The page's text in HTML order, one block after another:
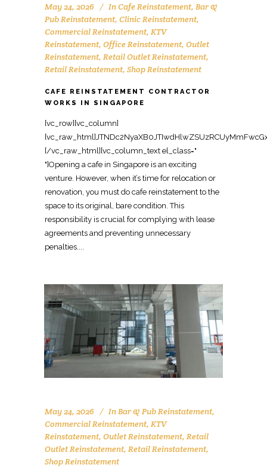
May 24, 2026 InCafe Reinstatement, Bar &
Pub Reinstatement, Clinic Reinstatement,
Commercial Reinstatement, KTV
Reinstatement, Office Reinstatement, Outlet
Reinstatement, Retail Outlet Reinstatement,
Retail Reinstatement, Shop Reinstatement
CAFE REINSTATEMENT CONTRACTOR
WORKS IN SINGAPORE
[vc_row][vc_column][vc_raw_html]JTNDc2NyaXB0JTIwdHlwZSUzRCUyMmFwcGxpY2F0aW9uJTJGbGQlMkJqc29uJTIyJTNFJTBBJTdCJTBBJTIwJTIwJTIyJTQwY29udGV4dCUyMiUzQSUyMCUyMmh0dHBzJTNBJTJGJTJGc2NoZW1hLm9yZyUyMiUyQyUwQSUyMCUyMCUyMiU0MGdyYXBoJTIyJTNBJTIwJTVCJTBBJTIwJTIwJTIwJTIwJTdCJTBBJTIwJTIwJTIwJTIwJTIwJTIwJTIyJTQwdHlwZSUyMiUzQSUyMCUyMk9yZ2FuaXphdGlvbiUyMiUyQyUwQSUyMCUyMCUyMCUyMCUyMCUyMCUyMm5hbWUlMjIlM0ElMjAlMjJPZmZpY2UlMjBSZWluc3RhdGVtZW50JTIwU2luZ2Fwb3JlJTIyJTJDJTBBJTIwJTIwJTIwJTIwJTIwJTIwJTIydXJsJTIyJTNBJTIwJTIyaHR0cHMlM0ElMkYlMkZ3d3cub2ZmaWNlcmVpbnN0YXRlbWVudHNpbmdhcG9yZS5jb20lMkYlMjIlMkMlMEElMjAlMjAlMjAlMjAlMjAlMjAlMjJsb2dvJTIyJTNBJTIwJTIyaHR0cHMlM0ElMkYlMkZ3d3cub2ZmaWNlcmVpbnN0YXRlbWVudHNpbmdhcG9yZS5jb20lMkZsb2dvLnBuZyUyMiUyQyUwQSUyMCUyMCUyMCUyMCUyMCUyMCUyMnNhbWVBcyUyMiUzQSUyMCU1QiUwQSUyMCUyMCUyMCUyMCUyMCUyMCUyMCUyMCUyMmh0dHBzJTNBJTJGJTJGd3d3LmZhY2Vib29rLmNvbSUyRk9mZmljZVJlaW5zdGF0ZW1lbnRTaW5nYXBvcmUlMjIlMkMlMEElMjAlMjAlMjAlMjAlMjAlMjAlMjAlMjAlMjJodHRwcyUzQSUyRiUyRnd3dy5saW5rZWRpbi5jb20lMkZjb21wYW55JTJGb2ZmaWNlLXJlaW5zdGF0ZW1lbnQtc2luZ2Fwb3JlJTIyJTBBJTIwJTIwJTIwJTIwJTIwJTIwJTVEJTJDJTBBJTIwJTIwJTIwJTIwJTIwJTIwJTIyY29udGFjdFBvaW50JTIyJTNBJTIwJTVCJTBBJTIwJTIwJTIwJTIwJTIwJTIwJTIwJTIwJTdCJTBBJTIwJTIwJTIwJTIwJTIwJTIwJTIwJTIwJTIwJTIwJTIyJTQwdHlwZSUyMiUzQSUyMCUyMkNvbnRhY3RQb2ludCUyMiUyQyUwQSUyMCUyMCUyMCUyMCUyMCUyMCUyMCUyMCUyMCUyMCUyMnRlbGVwaG9uZSUyMiUzQSUyMCUyMiUyQjY1JTIwNjM2OSUyMDgxMjMlMjIlMkMlMEElMjAlMjAlMjAlMjAlMjAlMjAlMjAlMjAlMjAlMjAlMjJjb250YWN0VHlwZSUyMiUzQSUyMCUyMmN1c3RvbWVyJTIwc2VydmljZSUyMiUyQyUwQSUyMCUyMCUyMCUyMCUyMCUyMCUyMCUyMCUyMCUyMCUyMmFyZWFTZXJ2ZWQlMjIlM0ElMjAlMjJTRyUyMiUyQyUwQSUyMCUyMCUyMCUyMCUyMCUyMCUyMCUyMCUyMCUyMCUyMmF2YWlsYWJsZUxhbmd1YWdlJTIyJTNBJTIwJTIyZW4lMjIlMEElMjAlMjAlMjAlMjAlMjAlMjAlMjAlMjAlN0QlMEElMjAlMjAlMjAlMjAlMjAlMjAlNUQlMEElMjAlMjAlMjAlMjAlN0QlMkMlMEElMjAlMjAlMjAlMjAlN0IlMEElMjAlMjAlMjAlMjAlMjAlMjAlMjIlNDB0eXBlJTIyJTNBJTIwJTIyV2ViU2l0ZSUyMiUyQyUwQSUyMCUyMCUyMCUyMCUyMCUyMCUyMnVybCUyMiUzQSUyMCUyMmh0dHBzJTNBJTJGJTJGd3d3Lm9mZmljZXJlaW5zdGF0ZW1lbnRzaW5nYXBvcmUuY29tJTJGJTIyJTJDJTBBJTIwJTIwJTIwJTIwJTIwJTIwJTIycG90ZW50aWFsQWN0aW9uJTIyJTNBJTIwJTdCJTBBJTIwJTIwJTIwJTIwJTIwJTIwJTIwJTIwJTIyJTQwdHlwZSUyMiUzQSUyMCUyMlNlYXJjaEFjdGlvbiUyMiUyQyUwQSUyMCUyMCUyMCUyMCUyMCUyMCUyMCUyMCUyMnRhcmdldCUyMiUzQSUyMCUyMmh0dHBzJTNBJTJGJTJGd3d3Lm9mZmljZXJlaW5zdGF0ZW1lbnRzaW5nYXBvcmUuY29tJTJGJTNGcyUzRCU3QnNlYXJjaF90ZXJtX3N0cmluZyU3RCUyMiUyQyUwQSUyMCUyMCUyMCUyMCUyMCUyMCUyMCUyMCUyMnF1ZXJ5LWlucHV0JTIyJTNBJTIwJTIycmVxdWlyZWQlMjBuYW1lJTNEc2VhcmNoX3Rlcm1fc3RyaW5nJTIyJTBBJTIwJTIwJTIwJTIwJTIwJTIwJTdEJTBBJTIwJTIwJTIwJTIwJTdEJTJDJTBBJTIwJTIwJTIwJTIwJTdCJTBBJTIwJTIwJTIwJTIwJTIwJTIwJTIyJTQwdHlwZSUyMiUzQSUyMCUyMkxvY2FsQnVzaW5lc3MlMjIlMkMlMEElMjAlMjAlMjAlMjAlMjAlMjAlMjJuYW1lJTIyJTNBJTIwJTIyT2ZmaWNlJTIwUmVpbnN0YXRlbWVudCUyMFNpbmdhcG9yZSUyMENvbnRyYWN0b3IlMjIlMkMlMEElMjAlMjAlMjAlMjAlMjAlMjAlMjJhZGRyZXNzJTIyJTNBJTIwJTdCJTBBJTIwJTIwJTIwJTIwJTIwJTIwJTIwJTIwJTIyJTQwdHlwZSUyMiUzQSUyMCUyMlBvc3RhbEFkZHJlc3MlMjIlMkMlMEElMjAlMjAlMjAlMjAlMjAlMjAlMjAlMjAlMjJzdHJlZXRBZGRyZXNzJTIyJTNBJTIwJTIyOCUyMEFkbWlyYWx0eSUyMFN0cmVldCUyMCUyMzA3JUUyJTgwJTkxMDElMjBBZG1pcmF4JTIyJTJDJTBBJTIwJTIwJTIwJTIwJTIwJTIwJTIwJTIwJTIyYWRkcmVzc0xvY2FsaXR5JTIyJTNBJTIwJTIyU2luZ2Fwb3JlJTIyJTJDJTBBJTIwJTIwJTIwJTIwJTIwJTIwJTIwJTIwJTIycG9zdGFsQ29kZSUyMiUzQSUyMCUyMjc1NzQzOCUyMiUyQyUwQSUyMCUyMCUyMCUyMCUyMCUyMCUyMCUyMCUyMmFkZHJlc3NDb3VudHJ5JTIyJTNBJTIwJTIyU0clMjIlMEElMjAlMjAlMjAlMjAlMjAlMjAlN0QlMkMlMEElMjAlMjAlMjAlMjAlMjAlMjAlMjJ0ZWxlcGhvbmUlMjIlM0ElMjAlMjIlMkI2NSUyMDYzNjklMjA4MTIzJTIyJTJDJTBBJTIwJTIwJTIwJTIwJTIwJTIwJTIydXJsJTIyJTNBJTIwJTIyaHR0cHMlM0ElMkYlMkZ3d3cub2ZmaWNlcmVpbnN0YXRlbWVudHNpbmdhcG9yZS5jb20lMkZjYWZlLXJlaW5zdGF0ZW1lbnQtc2luZ2Fwb3JlLWNvbnRyYWN0b3IlMkYlMjIlMkMlMEElMjAlMjAlMjAlMjAlMjAlMjAlMjJkZXNjcmlwdGlvbiUyMiUzQSUyMCUyMlByb2Zlc3Npb25hbCUyMHJlaW5zdGF0ZW1lbnQlMjBjb250cmFjdG9yJTIwaW4lMjBTaW5nYXBvcmUlMjBzcGVjaWFsaXNpbmclMjBpbiUyMGNhZmUlMjByZWluc3RhdGVtZW50JTIwYW5kJTIwRiUyNkIlMjBzcGFjZSUyMHJlc3RvcmF0aW9uJTIwZm9yJTIwc21vb3RoJTIwaGFuZG92ZXIlMjB0byUyMGxhbmRsb3Jkcy4lMjIlMkMlMEElMjAlMjAlMjAlMjAlMjAlMjAlMjJvcGVuaW5nSG91cnNTcGVjaWZpY2F0aW9uJTIyJTNBJTIwJTVCJTBBJTIwJTIwJTIwJTIwJTIwJTIwJTIwJTIwJTdCJTBBJTIwJTIwJTIwJTIwJTIwJTIwJTIwJTIwJTIwJTIwJTIyJTQwdHlwZSUyMiUzQSUyMCUyMk9wZW5pbmdIb3Vyc1NwZWNpZmljYXRpb24lMjIlMkMlMEElMjAlMjAlMjAlMjAlMjAlMjAlMjAlMjAlMjAlMjAlMjJkYXlPZldlZWslMjIlM0ElMjAlNUIlMEElMjAlMjAlMjAlMjAlMjAlMjAlMjAlMjAlMjAlMjAlMjAlMjAlMjJNb25kYXklMjIlMkMlMjJUdWVzZGF5JTIyJTJDJTIyV2VkbmVzZGF5JTIyJTJDJTIyVGh1cnNkYXklMjIlMkMlMjJGcmlkYXklMjIlMEElMjAlMjAlMjAlMjAlMjAlMjAlMjAlMjAlMjAlMjAlNUQlMkMlMEElMjAlMjAlMjAlMjAlMjAlMjAlMjAlMjAlMjAlMjAlMjJvcGVucyUyMiUzQSUyMCUyMjA5JTNBMDAlMjIlMkMlMEElMjAlMjAlMjAlMjAlMjAlMjAlMjAlMjAlMjAlMjAlMjJjbG9zZXMlMjIlM0ElMjAlMjIxOCUzQTAwJTIyJTBBJTIwJTIwJTIwJTIwJTIwJTIwJTIwJTIwJTdEJTJDJTBBJTIwJTIwJTIwJTIwJTIwJTIwJTIwJTIwJTdCJTBBJTIwJTIwJTIwJTIwJTIwJTIwJTIwJTIwJTIwJTIwJTIyJTQwdHlwZSUyMiUzQSUyMCUyMk9wZW5pbmdIb3Vyc1NwZWNpZmljYXRpb24lMjIlMkMlMEElMjAlMjAlMjAlMjAlMjAlMjAlMjAlMjAlMjAlMjAlMjJkYXlPZldlZWslMjIlM0ElMjAlMjJTYXR1cmRheSUyMiUyQyUwQSUyMCUyMCUyMCUyMCUyMCUyMCUyMCUyMCUyMCUyMCUyMm9wZW5zJTIyJTNBJTIwJTIyMDklM0EwMCUyMiUyQyUwQSUyMCUyMCUyMCUyMCUyMCUyMCUyMCUyMCUyMCUyMCUyMmNsb3NlcyUyMiUzQSUyMCUyMjEyJTNBMDAlMjIlMEElMjAlMjAlMjAlMjAlMjAlMjAlMjAlMjAlN0QlMEElMjAlMjAlMjAlMjAlMjAlMjAlNUQlMkMlMEElMjAlMjAlMjAlMjAlMjAlMjAlMjJpbWFnZSUyMiUzQSUyMCU1QiUwQSUyMCUyMCUyMCUyMCUyMCUyMCUyMCUyMCUyMmh0dHBzJTNBJTJGJTJGd3d3Lm9mZmljZXJlaW5zdGF0ZW1lbnRzaW5nYXBvcmUuY29tJTJGaW1hZ2VzJTJGY2FmZS1yZWluc3RhdGVtZW50LTEuanBnJTIyJTJDJTBBJTIwJTIwJTIwJTIwJTIwJTIwJTIwJTIwJTIyaHR0cHMlM0ElMkYlMkZ3d3cub2ZmaWNlcmVpbnN0YXRlbWVudHNpbmdhcG9yZS5jb20lMkZpbWFnZXMlMkZjYWZlLXJlaW5zdGF0ZW1lbnQtMi5qcGclMjIlMEElMjAlMjAlMjAlMjAlMjAlMjAlNUQlMkMlMEElMjAlMjAlMjAlMjAlMjAlMjAlMjJhZ2dyZWdhdGVSYXRpbmclMjIlM0ElMjAlN0IlMEElMjAlMjAlMjAlMjAlMjAlMjAlMjAlMjAlMjIlNDB0eXBlJTIyJTNBJTIwJTIyQWdncmVnYXRlUmF0aW5nJTIyJTJDJTBBJTIwJTIwJTIwJTIwJTIwJTIwJTIwJTIwJTIycmF0aW5nVmFsdWUlMjIlM0ElMjAlMjI0LjklMjIlMkMlMEElMjAlMjAlMjAlMjAlMjAlMjAlMjAlMjAlMjJyZXZpZXdDb3VudCUyMiUzQSUyMCUyMjQ1JTIyJTBBJTIwJTIwJTIwJTIwJTIwJTIwJTdEJTJDJTBBJTIwJTIwJTIwJTIwJTIwJTIwJTIycHJpY2VSYW5nZSUyMiUzQSUyMCUyMkNvbnRhY3QlMjBmb3IlMjBxdW90ZSUyMiUwQSUyMCUyMCUyMCUyMCU3RCUyQyUwQSUyMCUyMCUyMCUyMCU3QiUwQSUyMCUyMCUyMCUyMCUyMCUyMCUyMiU0MHR5cGUlMjIlM0ElMjAlMjJTZXJ2aWNlJTIyJTJDJTBBJTIwJTIwJTIwJTIwJTIwJTIwJTIyc2VydmljZVR5cGUlMjIlM0ElMjAlMjJDYWZlJTIwUmVpbnN0YXRlbWVudCUyMiUyQyUwQSUyMCUyMCUyMCUyMCUyMCUyMCUyMnByb3ZpZGVyJTIyJTNBJTIwJTdCJTBBJTIwJTIwJTIwJTIwJTIwJTIwJTIwJTIwJTIyJTQwdHlwZSUyMiUzQSUyMCUyMkxvY2FsQnVzaW5lc3MlMjIlMkMlMEElMjAlMjAlMjAlMjAlMjAlMjAlMjAlMjAlMjJuYW1lJTIyJTNBJTIwJTIyT2ZmaWNlJTIwUmVpbnN0YXRlbWVudCUyMFNpbmdhcG9yZSUyMENvbnRyYWN0b3IlMjIlMkMlMEElMjAlMjAlMjAlMjAlMjAlMjAlMjAlMjAlMjJ1cmwlMjIlM0ElMjAlMjJodHRwcyUzQSUyRiUyRnd3dy5vZmZpY2VyZWluc3RhdGVtZW50c2luZ2Fwb3JlLmNvbSUyRmNhZmUtcmVpbnN0YXRlbWVudC1zaW5nYXBvcmUtY29udHJhY3RvciUyRiUyMiUwQSUyMCUyMCUyMCUyMCUyMCUyMCU3RCUyQyUwQSUyMCUyMCUyMCUyMCUyMCUyMCUyMmFyZWFTZXJ2ZWQlMjIlM0ElMjAlN0IlMEElMjAlMjAlMjAlMjAlMjAlMjAlMjAlMjAlMjIlNDB0eXBlJTIyJTNBJTIwJTIyQ291bnRyeSUyMiUyQyUwQSUyMCUyMCUyMCUyMCUyMCUyMCUyMCUyMCUyMm5hbWUlMjIlM0ElMjAlMjJTaW5nYXBvcmUlMjIlMEElMjAlMjAlMjAlMjAlMjAlMjAlN0QlMkMlMEElMjAlMjAlMjAlMjAlMjAlMjAlMjJrZXl3b3JkcyUyMiUzQSUyMCU1QiUwQSUyMCUyMCUyMCUyMCUyMCUyMCUyMCUyMCUyMmNhZmUlMjByZWluc3RhdGVtZW50JTIyJTJDJTBBJTIwJTIwJTIwJTIwJTIwJTIwJTIwJTIwJTIyY2FmJUMzJUE5JTIwcmVpbnN0YXRlbWVudCUyMFNpbmdhcG9yZSUyMiUyQyUwQSUyMCUyMCUyMCUyMCUyMCUyMCUyMCUyMCUyMkYlMjZCJTIwcmVpbnN0YXRlbWVudCUyMFNpbmdhcG9yZSUyMiUyQyUwQSUyMCUyMCUyMCUyMCUyMCUyMCUyMCUyMCUyMnNob3AlRTIlODAlOTFsb3QlMjByZWluc3RhdGVtZW50JTIwY2FmJUMzJUE5JTIwU2luZ2Fwb3JlJTIyJTJDJTBBJTIwJTIwJTIwJTIwJTIwJTIwJTIwJTIwJTIyZm9vZCUyMGFuZCUyMGJldmVyYWdlJTIwc3BhY2UlMjByZWluc3RhdGVtZW50JTIyJTBBJTIwJTIwJTIwJTIwJTIwJTIwJTVEJTJDJTBBJTIwJTIwJTIwJTIwJTIwJTIwJTIyZGVzY3JpcHRpb24lMjIlM0ElMjAlMjJDb21wcmVoZW5zaXZlJTIwY2FmZSUyMHJlaW5zdGF0ZW1lbnQlMjBzZXJ2aWNlcyUyMGluJTIwU2luZ2Fwb3JlJTJDJTIwaW5jbHVkaW5nJTIwZGlzbWFudGxpbmclMjBvZiUyMGNhZiVDMyVBOSUyMGNvdW50ZXJzJTJDJTIwcmVtb3ZhbCUyMG9mJTIwa2l0Y2hlbiUyMGZpeHR1cmVzJTJDJTIwcmV3aXJpbmclMkMlMjByZXN0b3JpbmclMjBmbG9vcnMlMjBhbmQlMjBjZWlsaW5ncyUyQyUyMGFuZCUyMHByZXBhcmluZyUyMHRoZSUyMHNwYWNlJTIwZm9yJTIwaGFuZG92ZXIuJTIyJTBBJTIwJTIwJTIwJTIwJTdEJTJDJTBBJTIwJTIwJTIwJTIwJTdCJTBBJTIwJTIwJTIwJTIwJTIwJTIwJTIyJTQwdHlwZSUyMiUzQSUyMCUyMlByb2R1Y3QlMjIlMkMlMEElMjAlMjAlMjAlMjAlMjAlMjAlMjJuYW1lJTIyJTNBJTIwJTIyQ2FmZSUyMFJlaW5zdGF0ZW1lbnQlMjBTZXJ2aWNlJTIwUGFja2FnZSUyMiUyQyUwQSUyMCUyMCUyMCUyMCUyMCUyMCUyMmRlc2NyaXB0aW9uJTIyJTNBJTIwJTIyVHVybmtleSUyMHJlaW5zdGF0ZW1lbnQlMjBzb2x1dGlvbiUyMGZvciUyMGNhZiVDMyVBOSUyMHVuaXRzJTIwaW4lMjBTaW5nYXBvcmUlMkMlMjByZXN0b3JpbmclMjBGJTI2QiUyMHNwYWNlcyUyMHRvJTIwdGhlaXIlMjBvcmlnaW5hbCUyMGNvbmRpdGlvbiUyMGZvciUyMGxlYXNlJTIwaGFuZG92ZXIuJTIyJTJDJTBBJTIwJTIwJTIwJTIwJTIwJTIwJTIyYnJhbmQlMjIlM0ElMjAlN0IlMEElMjAlMjAlMjAlMjAlMjAlMjAlMjAlMjAlMjIlNDB0eXBlJTIyJTNBJTIwJTIyT3JnYW5pemF0aW9uJTIyJTJDJTBBJTIwJTIwJTIwJTIwJTIwJTIwJTIwJTIwJTIybmFtZSUyMiUzQSUyMCUyMk9mZmljZSUyMFJlaW5zdGF0ZW1lbnQlMjBTaW5nYXBvcmUlMjIlMEElMjAlMjAlMjAlMjAlMjAlMjAlN0QlMkMlMEElMjAlMjAlMjAlMjAlMjAlMjAlMjJvZmZlcnMlMjIlM0ElMjAlN0IlMEElMjAlMjAlMjAlMjAlMjAlMjAlMjAlMjAlMjIlNDB0eXBlJTIyJTNBJTIwJTIyT2ZmZXIlMjIlMkMlMEElMjAlMjAlMjAlMjAlMjAlMjAlMjAlMjAlMjJ1cmwlMjIlM0ElMjAlMjJodHRwcyUzQSUyRiUyRnd3dy5vZmZpY2VyZWluc3RhdGVtZW50c2luZ2Fwb3JlLmNvbSUyRmNhZmUtcmVpbnN0YXRlbWVudC1zaW5nYXBvcmUtY29udHJhY3RvciUyRiUyMiUyQyUwQSUyMCUyMCUyMCUyMCUyMCUyMCUyMCUyMCUyMnByaWNlQ3VycmVuY3klMjIlM0ElMjAlMjJTR0QlMjIlMkMlMEElMjAlMjAlMjAlMjAlMjAlMjAlMjAlMjAlMjJhdmFpbGFiaWxpdHklMjIlM0ElMjAlMjJodHRwcyUzQSUyRiUyRnNjaGVtYS5vcmclMkZJblN0b2NrJTIyJTJDJTBBJTIwJTIwJTIwJTIwJTIwJTIwJTIwJTIwJTIycHJpY2UlMjIlM0ElMjAlMjJDb250YWN0JTIwZm9yJTIwcXVvdGUlMjIlMEElMjAlMjAlMjAlMjAlMjAlMjAlN0QlMkMlMEElMjAlMjAlMjAlMjAlMjAlMjAlMjJhZ2dyZWdhdGVSYXRpbmclMjIlM0ElMjAlN0IlMEElMjAlMjAlMjAlMjAlMjAlMjAlMjAlMjAlMjIlNDB0eXBlJTIyJTNBJTIwJTIyQWdncmVnYXRlUmF0aW5nJTIyJTJDJTBBJTIwJTIwJTIwJTIwJTIwJTIwJTIwJTIwJTIycmF0aW5nVmFsdWUlMjIlM0ElMjAlMjI0LjklMjIlMkMlMEElMjAlMjAlMjAlMjAlMjAlMjAlMjAlMjAlMjJyZXZpZXdDb3VudCUyMiUzQSUyMCUyMjQ1JTIyJTBBJTIwJTIwJTIwJTIwJTIwJTIwJTdEJTBBJTIwJTIwJTIwJTIwJTdEJTJDJTBBJTIwJTIwJTIwJTIwJTdCJTBBJTIwJTIwJTIwJTIwJTIwJTIwJTIyJTQw
May 24, 2026 In Bar & Pub Reinstatement,
Commercial Reinstatement, KTV
Reinstatement, Outlet Reinstatement, Retail
Outlet Reinstatement, Retail Reinstatement,
Shop Reinstatement